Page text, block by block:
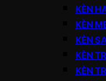
KÈN
KÈN
KÈN
KÈN
KÈN